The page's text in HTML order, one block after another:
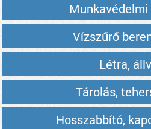
Vízszűrő
Létra,
Tárolás,
Hosszabbító,